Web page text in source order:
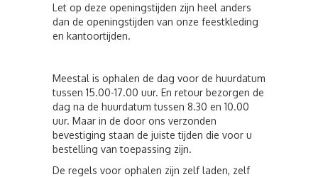
Let op deze openingstijden zijn heel anders
dan de openingstijden van onze feestkleding
en kantoortijden.
Meestal is ophalen de dag voor de huurdatum
tussen 15.00-17.00 uur. En retour bezorgen de
dag na de huurdatum tussen 8.30 en 10.00
uur. Maar in de door ons verzonden
bevestiging staan de juiste tijden die voor u
bestelling van toepassing zijn.
De regels voor ophalen zijn zelf laden, zelf